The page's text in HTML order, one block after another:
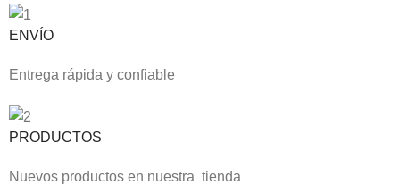
ENVÍO
Entrega rápida y confiable
PRODUCTOS
Nuevos productos en nuestra tienda